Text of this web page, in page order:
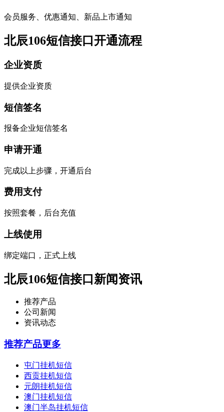
会员服务、优惠通知、新品上市通知
北辰106短信接口开通流程
企业资质
提供企业资质
短信签名
报备企业短信签名
申请开通
完成以上步骤，开通后台
费用支付
按照套餐，后台充值
上线使用
绑定端口，正式上线
北辰106短信接口新闻资讯
推荐产品
公司新闻
资讯动态
推荐产品更多
屯门挂机短信
西贡挂机短信
元朗挂机短信
澳门挂机短信
澳门半岛挂机短信